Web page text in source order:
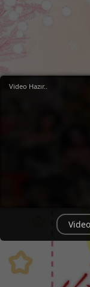
Video Hazır..